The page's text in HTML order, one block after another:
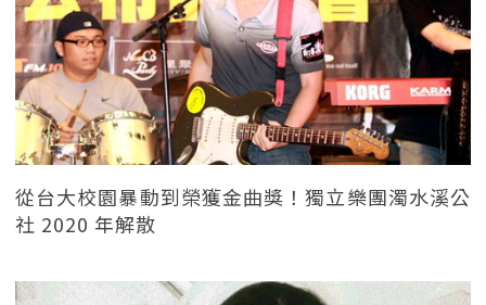
從台大校園暴動到榮獲金曲獎！獨立樂團濁水溪公
社 2020 年解散